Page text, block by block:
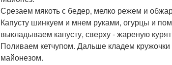
Срезаем мякоть с бедер, мелко режем и
Капусту шинкуем и мнем руками, огурцы и
выкладываем капусту, сверху - жареную
Поливаем кетчупом. Дальше кладем
майонезом.